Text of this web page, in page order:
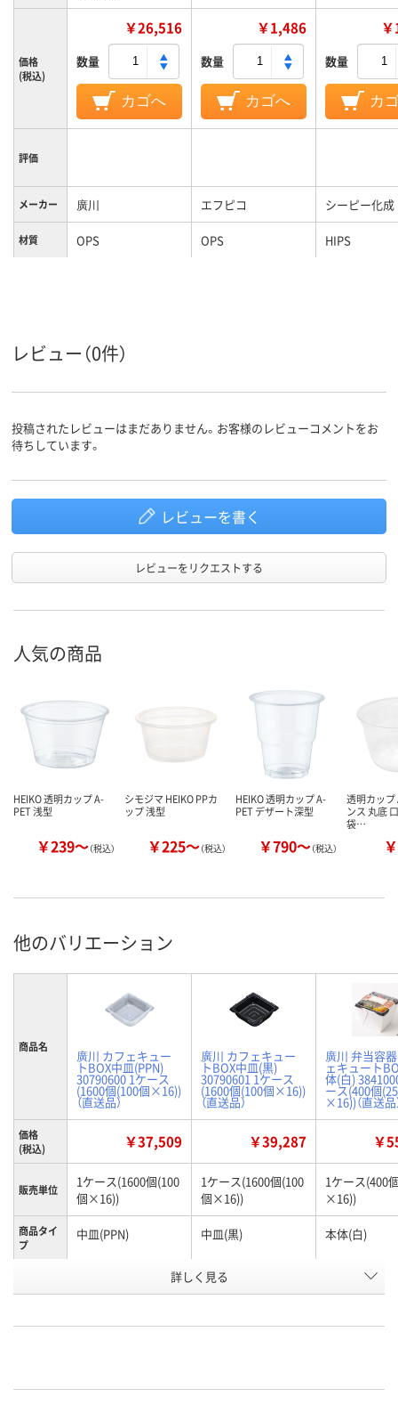
価格
(税込)
￥26,516
数量
カゴへ
￥1,486
数量
カゴへ
数量
カ
評価
メーカー 廣川 エフピコ シーピー化成
材質 OPS OPS HIPS
レビュー（0件）
投稿されたレビューはまだありません。お客様のレビューコメントをお
待ちしています。
レビューを書く
レビューをリクエストする
人気の商品
HEIKO 透明カップ A-
PET 浅型
￥239～（税込）
シモジマ HEIKO PPカ
ップ 浅型
￥225～（税込）
HEIKO 透明カップ A-
PET デザート深型
￥790～（税込）
透明カップ
ンス 丸底
袋…
他のバリエーション
商品名
廣川 カフェキュー
トBOX中皿(PPN)
30790600 1ケース
(1600個(100個×16))
（直送品）
廣川 カフェキュー
トBOX中皿(黒)
30790601 1ケース
(1600個(100個×16))
（直送品）
廣川 弁当容
ェキュート
体(白)
ース(400個
×16))（直送品
価格
(税込)
￥37,509 ￥39,287 ￥
販売単位
1ケース(1600個(100
個×16))
1ケース(1600個(100
個×16))
1ケース(400
×16))
商品タイ
プ
中皿(PPN) 中皿(黒) 本体(白)
WNU0040 WNU0069
詳しく見る